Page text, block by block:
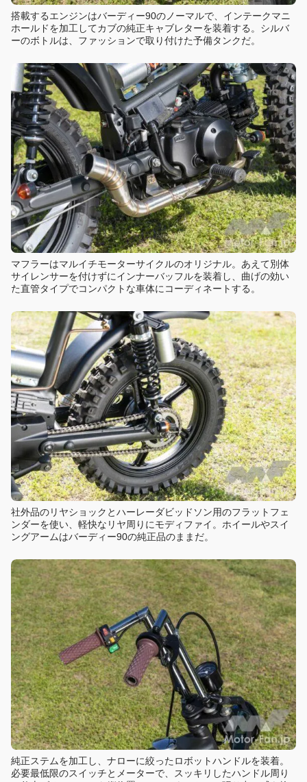
搭載するエンジンはバーディー90のノーマルで、インテークマニ
ホールドを加工してカブの純正キャブレターを装着する。シルバ
ーのボトルは、ファッションで取り付けた予備タンクだ。
マフラーはマルイチモーターサイクルのオリジナル。あえて別体
サイレンサーを付けずにインナーバッフルを装着し、曲げの効い
た直管タイプでコンパクトな車体にコーディネートする。
社外品のリヤショックとハーレーダビッドソン用のフラットフェ
ンダーを使い、軽快なリヤ周りにモディファイ。ホイールやスイ
ングアームはバーディー90の純正品のままだ。
純正ステムを加工し、ナローに絞ったロボットハンドルを装着。
必要最低限のスイッチとメーターで、スッキリしたハンドル周り